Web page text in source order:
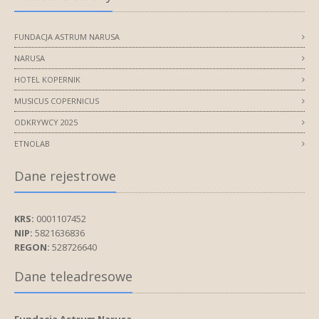
FUNDACJA ASTRUM NARUSA
NARUSA
HOTEL KOPERNIK
MUSICUS COPERNICUS
ODKRYWCY 2025
ETNOLAB
Dane rejestrowe
KRS: 0001107452
NIP: 5821636836
REGON: 528726640
Dane teleadresowe
FUNDACJA ASTRUM NARUSA
NARUSA
HOTEL KOPERNIK
MUSICUS COPERNICUS
ODKRYWCY 2025
ETNOLAB
Dane rejestrowe
KRS: 0001107452
NIP: 5821636836
REGON: 528726640
Dane teleadresowe